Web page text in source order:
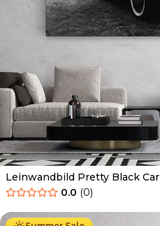
Leinwandbild Pretty Black Car
0.0 (0)
Ab 39.90 € 34.90